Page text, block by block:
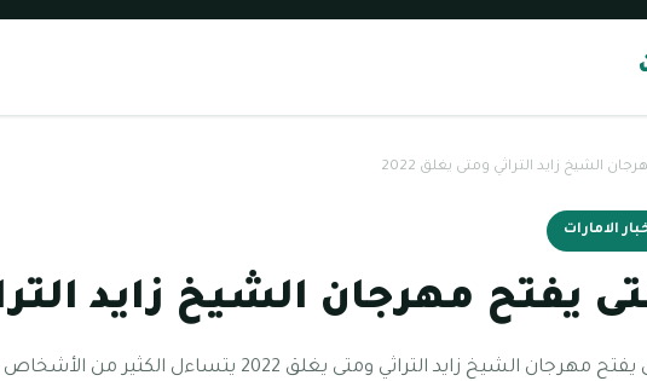
الشيخ زايد التراثي ومتى يغلق 2022
الامارات
يفتح مهرجان الشيخ زايد
متى يفتح مهرجان الشيخ زايد التراثي ومتى